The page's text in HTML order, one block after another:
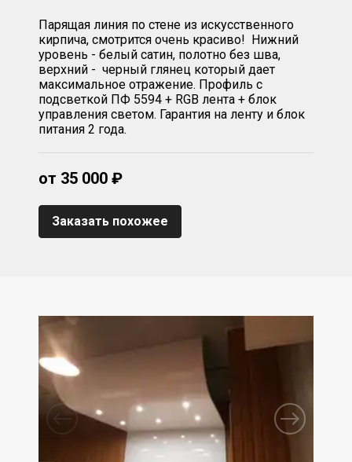
Парящая линия по стене из искусственного
кирпича, смотрится очень красиво! Нижний
уровень - белый сатин, полотно без шва,
верхний - черный глянец который дает
максимальное отражение. Профиль с
подсветкой ПФ 5594 + RGB лента + блок
управления светом. Гарантия на ленту и блок
питания 2 года.
Заказать похожее
от 35 000 ₽